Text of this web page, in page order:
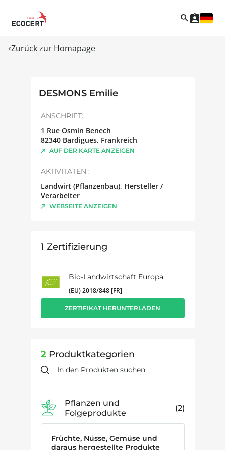
Zurück zur Homapage
DESMONS Emilie
ANSCHRIFT:
1 Rue Osmin Benech
82340 Bardigues, Frankreich
AUF DER KARTE ANZEIGEN
AKTIVITÄTEN :
Landwirt (Pflanzenbau), Hersteller /
Verarbeiter
WEBSEITE ANZEIGEN
1 Zertifizierung
Bio-Landwirtschaft Europa
(EU) 2018/848 [FR]
ZERTIFIKAT HERUNTERLADEN
2 Produktkategorien
Pflanzen und
Folgeprodukte
2
Früchte, Nüsse, Gemüse und
daraus hergestellte Produkte